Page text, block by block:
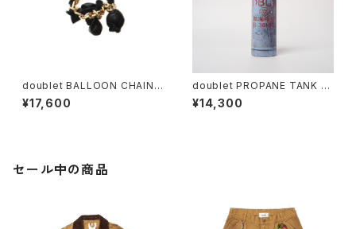
doublet BALLOON CHAIN
BRACELET (Gold)
¥17,600
doublet PROPANE TANK W
ATER BOTTLE / MEDIUM
¥14,300
セール中の商品